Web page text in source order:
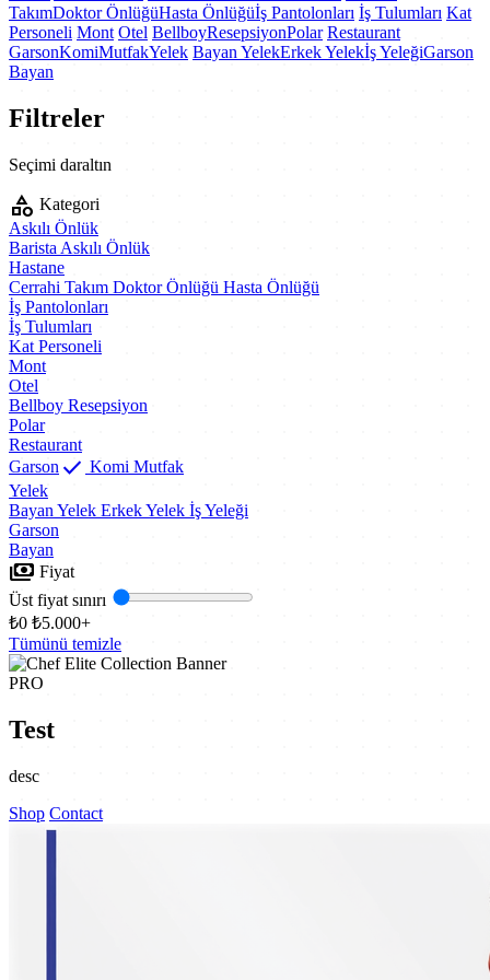
TakımDoktor ÖnlüğüHasta Önlüğüİş Pantolonları İş Tulumları Kat
Personeli Mont Otel BellboyResepsiyonPolar Restaurant
GarsonKomiMutfakYelek Bayan YelekErkek Yelekİş YeleğiGarson
Bayan
Filtreler
Seçimi daraltın
category Kategori
Askılı Önlük
Barista Askılı Önlük
Hastane
Cerrahi Takım Doktor Önlüğü Hasta Önlüğü
İş Pantolonları
İş Tulumları
Kat Personeli
Mont
Otel
Bellboy Resepsiyon
Polar
Restaurant
Garson check Komi Mutfak
Yelek
Bayan Yelek Erkek Yelek İş Yeleği
Garson
Bayan
payments Fiyat
Üst fiyat sınırı
₺0 ₺5.000+
Tümünü temizle
PRO
Test
desc
Shop Contact